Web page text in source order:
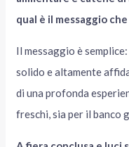
qual è il messaggio
Il messaggio è
solido e altamente
di una profonda
freschi, sia per il banco